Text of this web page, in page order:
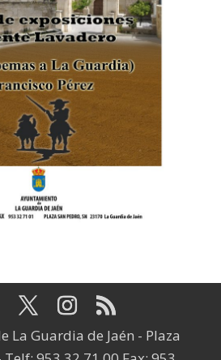
La Guardia de Jaén - Plaza